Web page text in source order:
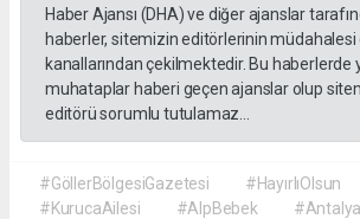
Haber Ajansı (DHA) ve diğer ajanslar
haberler, sitemizin editörlerinin
kanallarından çekilmektedir. Bu haberlerde
muhataplar haberi geçen ajanslar olup
editörü sorumlu tutulamaz...
#GöllerBölgesiGazetesi #HayırlıOlsun
#KurucaAilesi
#AlpBebek
#Antalya